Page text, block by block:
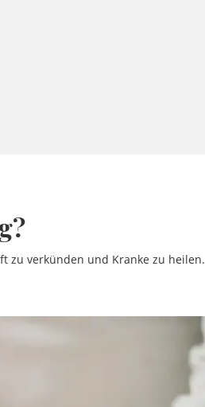
zu verkünden und Kranke zu heilen.